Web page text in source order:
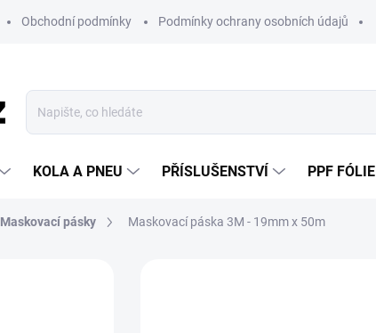
Obchodní podmínky Podmínky ochrany osobních údajů
KOLA A PNEU PŘÍSLUŠENSTVÍ PPF FÓLIE
Maskovací pásky Maskovací páska 3M - 19mm x 50m